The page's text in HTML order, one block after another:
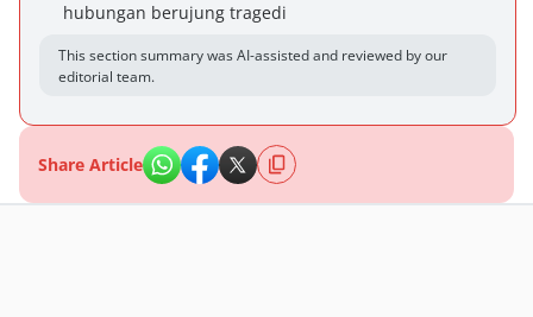
hubungan berujung tragedi
This section summary was AI-assisted and reviewed by our
editorial team.
Share Article